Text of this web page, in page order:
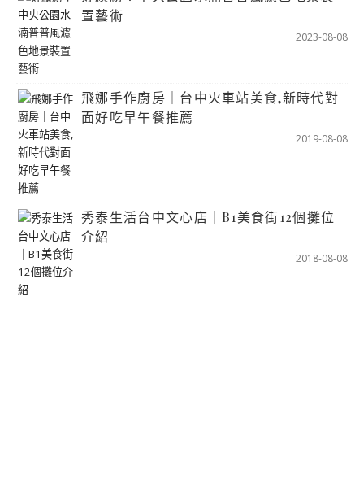
置藝術
2023-08-08
飛娜手作廚房｜台中火車站美食,新時代對
面好吃早午餐推薦
2019-08-08
秀泰生活台中文心店｜B1美食街12個攤位
介紹
2018-08-08